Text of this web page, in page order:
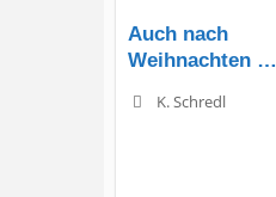
Auch nach
Weihnachten …
K. Schredl